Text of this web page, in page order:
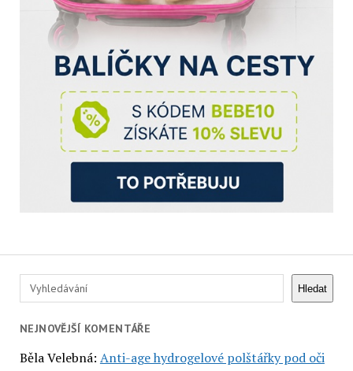
Hledat Hledat
NEJNOVĚJŠÍ KOMENTÁŘE
Běla Velebná: Anti-age hydrogelové polštářky pod oči